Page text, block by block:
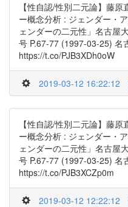
【性自認/性別二元論】藤
ー概念分析 : ジェンダー・
ェンダーの二元性」名古屋
号 P.67-77 (1997-03-25) 名
https://t.co/PJB3XDh0oW
2019-03-12 16:22:12
【性自認/性別二元論】藤
ー概念分析 : ジェンダー・
ェンダーの二元性」名古屋
号 P.67-77 (1997-03-25) 名
https://t.co/PJB3XCZp0m
2019-03-12 12:22:12